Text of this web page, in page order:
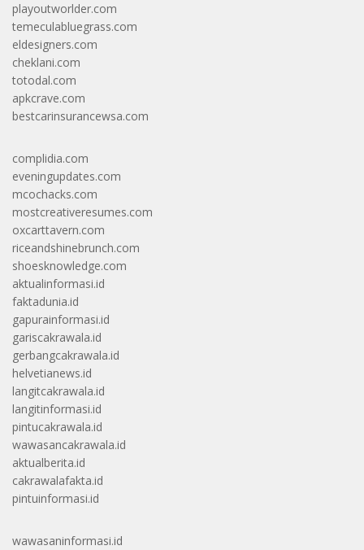
playoutworlder.com
temeculabluegrass.com
eldesigners.com
cheklani.com
totodal.com
apkcrave.com
bestcarinsurancewsa.com
complidia.com
eveningupdates.com
mcochacks.com
mostcreativeresumes.com
oxcarttavern.com
riceandshinebrunch.com
shoesknowledge.com
aktualinformasi.id
faktadunia.id
gapurainformasi.id
gariscakrawala.id
gerbangcakrawala.id
helvetianews.id
langitcakrawala.id
langitinformasi.id
pintucakrawala.id
wawasancakrawala.id
aktualberita.id
cakrawalafakta.id
pintuinformasi.id
wawasaninformasi.id